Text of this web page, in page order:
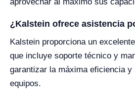
¿Kalstein ofrece asistencia
Kalstein proporciona un
que incluye soporte técnico y
garantizar la máxima eficiencia y
equipos.